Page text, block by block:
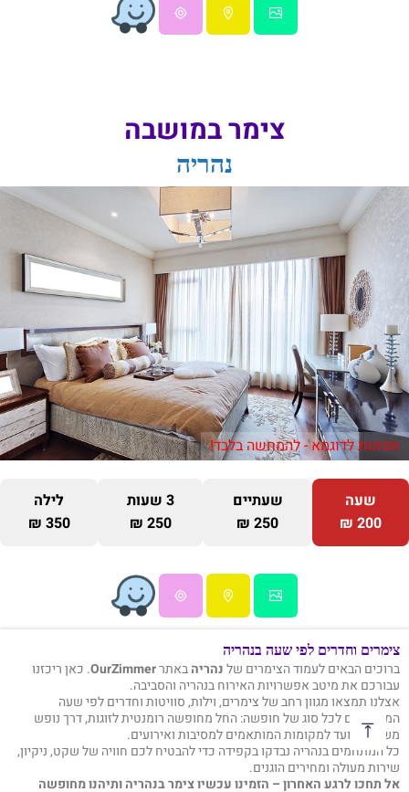
צימר במושבה
נהריה
תמונות לדוגמא - להמחשה בלבד!
שעה
200 ₪
שעתיים
250 ₪
3 שעות
250 ₪
לילה
350 ₪
צימרים וחדרים לפי שעה בנהריה
ברוכים הבאים לעמוד הצימרים שלנהריהבאתרOurZimmer. כאן ריכזנו
עבורכם את מיטב אפשרויות האירוח בנהריה והסביבה.
אצלנו תמצאו מגוון רחב של צימרים, וילות, סוויטות וחדרים לפי שעה
המתאימים לכל סוג של חופשה: החל מחופשה רומנטית לזוגות, דרך נופש
משפחתי ועד למקומות המותאמים למסיבות ואירועים.
כל המתחמים בנהריה נבדקו בקפידה כדי להבטיח לכם חוויה של שקט, ניקיון,
שירות מעולה ומחירים הוגנים.
אל תחכו לרגע האחרון – הזמינו עכשיו צימר בנהריה ותיהנו מחופשה